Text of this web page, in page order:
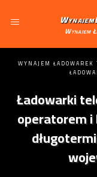
Wynajem
WYNAJEM
Ładowarki
operatorem